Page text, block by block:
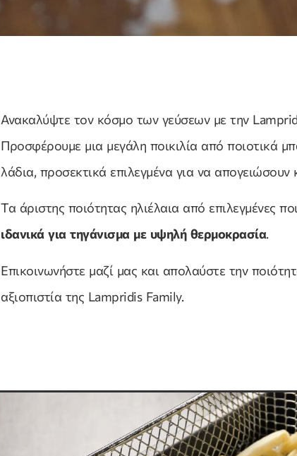
Ανακαλύψτε τον κόσμο των γεύσεων με την
Προσφέρουμε μια μεγάλη ποικιλία από ποιοτικά
λάδια, προσεκτικά επιλεγμένα για να απογειώσουν
Τα άριστης ποιότητας ηλιέλαια από επιλεγμένες
ιδανικά για τηγάνισμα με υψηλή θερμοκρασία.
Επικοινωνήστε μαζί μας και απολαύστε την
αξιοπιστία της Lampridis Family.